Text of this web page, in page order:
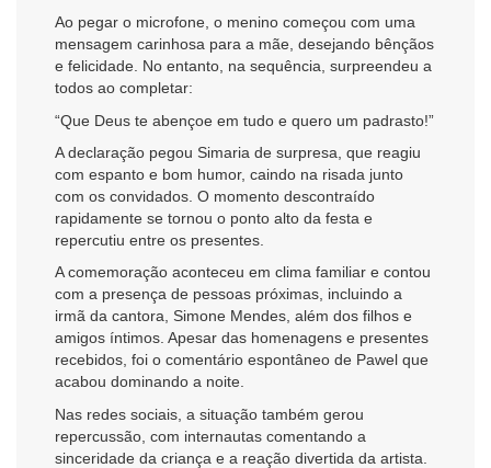
Ao pegar o microfone, o menino começou com uma
mensagem carinhosa para a mãe, desejando bênçãos
e felicidade. No entanto, na sequência, surpreendeu a
todos ao completar:
“Que Deus te abençoe em tudo e quero um padrasto!”
A declaração pegou Simaria de surpresa, que reagiu
com espanto e bom humor, caindo na risada junto
com os convidados. O momento descontraído
rapidamente se tornou o ponto alto da festa e
repercutiu entre os presentes.
A comemoração aconteceu em clima familiar e contou
com a presença de pessoas próximas, incluindo a
irmã da cantora, Simone Mendes, além dos filhos e
amigos íntimos. Apesar das homenagens e presentes
recebidos, foi o comentário espontâneo de Pawel que
acabou dominando a noite.
Nas redes sociais, a situação também gerou
repercussão, com internautas comentando a
sinceridade da criança e a reação divertida da artista.